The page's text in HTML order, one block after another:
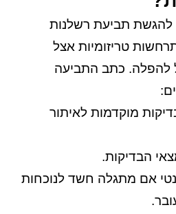
להגשת תביעת רשלנות
טריזומיות אצל
להפלה. כתב התביעה
מוקדמות לאיתור
הבדיקות.
אם מתגלה חשד לנוכחות